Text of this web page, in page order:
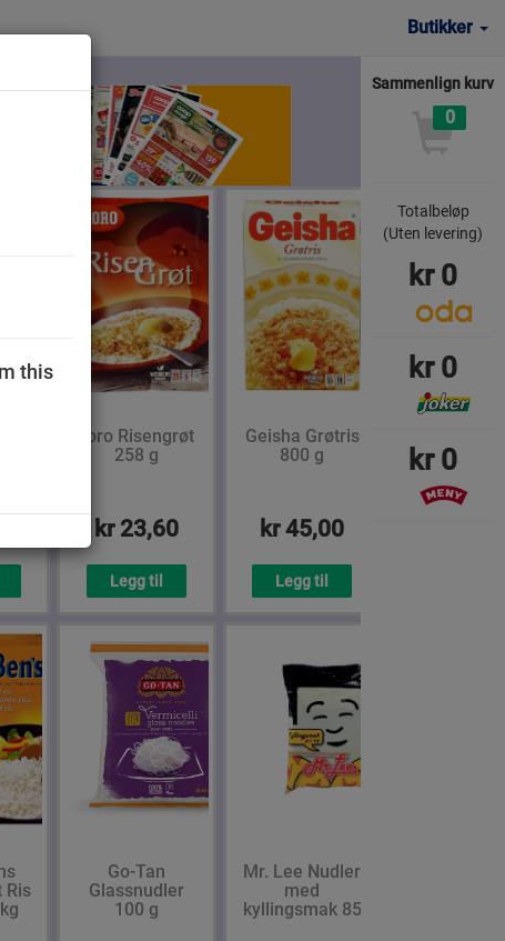
Butikker
Toro Risengrøt
258 g
kr 23,60
Legg til
Geisha Grøtris
800 g
kr 45,00
Legg til
Ris
Go-Tan
Glassnudler
100 g
Mr. Lee Nudler
med
kyllingsmak 85
Sammenlign kurv
0
Totalbeløp
(Uten levering)
kr 0
kr 0
kr 0
this